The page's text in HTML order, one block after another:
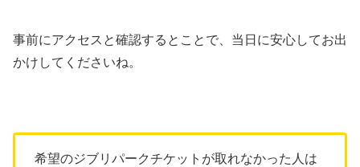
事前にアクセスと確認するとことで、当日に安心してお出
かけしてくださいね。
希望のジブリパークチケットが取れなかった人は